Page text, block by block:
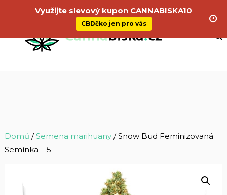
Domů /Semena marihuany/ Snow Bud Feminizovaná
Semínka – 5
Využijte slevový kupon CANNABISKA10
CBDčko jen pro vás